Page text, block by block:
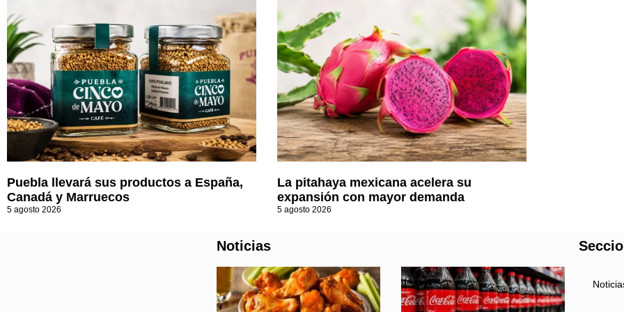
Puebla llevará sus productos a España,
Canadá y Marruecos
5 agosto 2026
La pitahaya mexicana acelera su
expansión con mayor demanda
5 agosto 2026
Noticias